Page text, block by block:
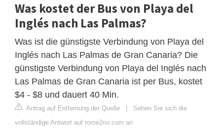
Was kostet der Bus von Playa del
Inglés nach Las Palmas?
Was ist die günstigste Verbindung von Playa del
Inglés nach Las Palmas de Gran Canaria? Die
günstigste Verbindung von Playa del Inglés nach
Las Palmas de Gran Canaria ist per Bus, kostet
$4 - $8 und dauert 40 Min.
Antrag auf Entfernung der Quelle
Sehen Sie sich die
vollständige Antwort auf rome2rio.com an